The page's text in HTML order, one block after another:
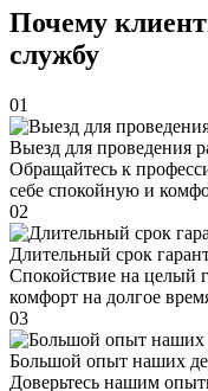
Почему
службу
01
Выезд для проведения
Обращайтесь к
себе спокойную и
02
Длительный срок
Спокойствие на целый
комфорт на долгое
03
Большой опыт наших
Доверьтесь нашим